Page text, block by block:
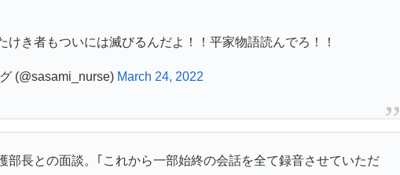
けき者もついには滅びるんだよ！！平家物語読んでろ！！
(@sasami_nurse) March 24, 2022
部長との面談。｢これから一部始終の会話を全て録音させていただ